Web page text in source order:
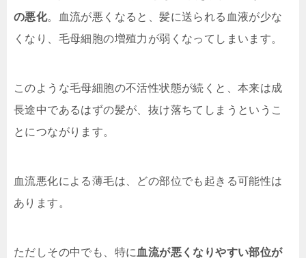
の悪化。血流が悪くなると、髪に送られる血液が少な
くなり、毛母細胞の増殖力が弱くなってしまいます。
このような毛母細胞の不活性状態が続くと、本来は成
長途中であるはずの髪が、抜け落ちてしまうというこ
とにつながります。
血流悪化による薄毛は、どの部位でも起きる可能性は
あります。
ただしその中でも、特に 血流が悪くなりやすい部位が